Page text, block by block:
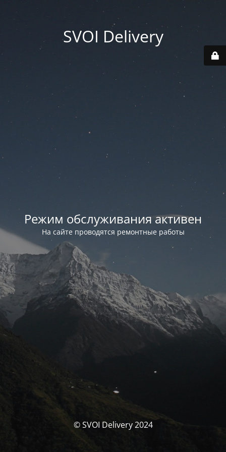
SVOI Delivery
Режим обслуживания активен
На сайте проводятся ремонтные работы
© SVOI Delivery 2024